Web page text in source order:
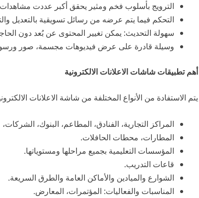
الترويج بأسلوب فخم ومثير يحقق أكبر عددت
التحكم فيما يتم عرضه من رسائل تسويقية بالتعديل
سهولة التحديث: يمكن تغيير المحتوى عن بُعد دون
وسيلة قادرة على عرض فيديوهات مجسمة، صور
أهم تطبيقات شاشات الاعلانات الالكترونية
يتم الاستفادة من الأنواع المختلفة من شاشة الاعلانات
المراكز التجارية، الفنادق، المطاعم، البنوك،
المطارات، محطات الحافلات.
المؤسسات التعليمية بجميع مراحلها ومستوياتها.
قاعات التدريب.
الشوارع والميادين والأماكن العامة والطرق السريعة.
المناسبات والفعاليات: المؤتمرات، المعارض.